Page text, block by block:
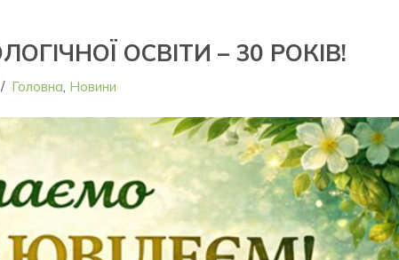
ОСВІТИ – 30 РОКІВ!
Головна, Новини